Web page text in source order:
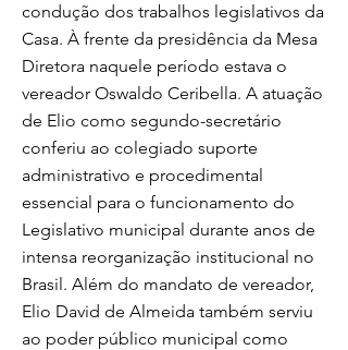
condução dos trabalhos legislativos da
Casa. À frente da presidência da Mesa
Diretora naquele período estava o
vereador Oswaldo Ceribella. A atuação
de Elio como segundo-secretário
conferiu ao colegiado suporte
administrativo e procedimental
essencial para o funcionamento do
Legislativo municipal durante anos de
intensa reorganização institucional no
Brasil. Além do mandato de vereador,
Elio David de Almeida também serviu
ao poder público municipal como